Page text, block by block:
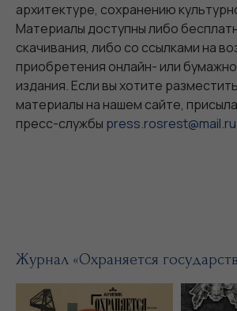
архитектуре, сохранению
Материалы доступны либо
скачивания, либо со ссылками на
приобретения онлайн- или
издания. Если вы хотите
материалы на нашем сайте,
пресс-службы press.rosrest@mail.ru
Журнал «Охраняется